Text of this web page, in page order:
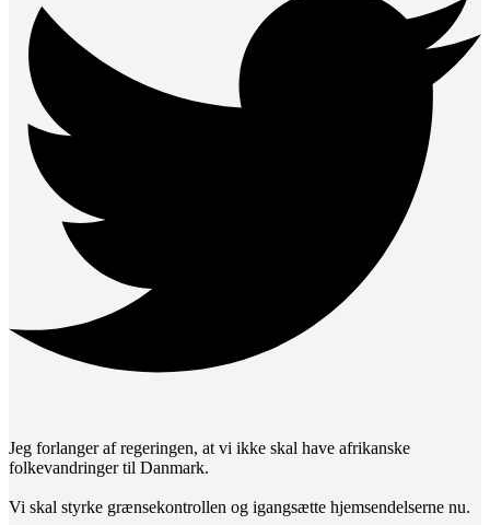
Jeg forlanger af regeringen, at vi ikke skal have afrikanske
folkevandringer til Danmark.
Vi skal styrke grænsekontrollen og igangsætte hjemsendelserne nu.